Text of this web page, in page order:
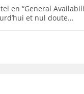
en “General
et nul doute…